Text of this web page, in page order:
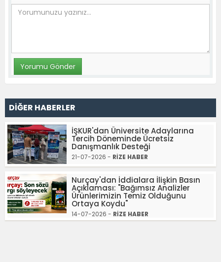
DİĞER HABERLER
İŞKUR'dan Üniversite Adaylarına
Tercih Döneminde Ücretsiz
Danışmanlık Desteği
21-07-2026 - RİZE HABER
Nurçay'dan İddialara İlişkin Basın
Açıklaması: "Bağımsız Analizler
Ürünlerimizin Temiz Olduğunu
Ortaya Koydu"
14-07-2026 - RİZE HABER